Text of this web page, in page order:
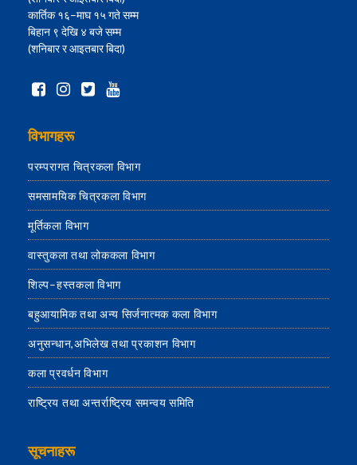
कार्तिक १६–माघ १५ गते सम्म
बिहान ९ देखि ४ बजे सम्म
(शनिबार र आइतबार बिदा)
विभागहरू
परम्परागत चित्रकला विभाग
समसामयिक चित्रकला विभाग
मूर्तिकला विभाग
वास्तुकला तथा लोककला विभाग
शिल्प–हस्तकला विभाग
बहुआयामिक तथा अन्य सिर्जनात्मक कला विभाग
अनुसन्धान,अभिलेख तथा प्रकाशन विभाग
कला प्रवर्धन विभाग
राष्ट्रिय तथा अन्तर्राष्ट्रिय समन्वय समिति
सूचनाहरू